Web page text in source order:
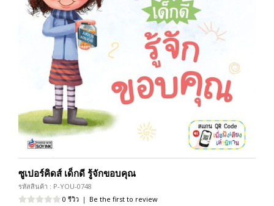
ซูเปอร์คิดส์ เด็กดี รู้จักขอบคุณ
รหัสสินค้า : P-YOU-0748
0 รีวิว | Be the first to review